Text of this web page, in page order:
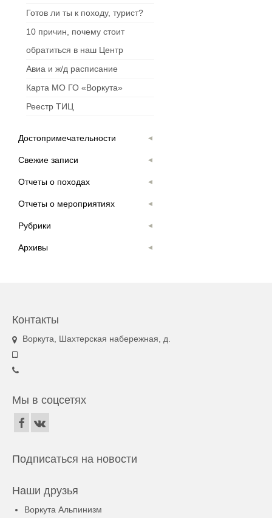
Готов ли ты к походу, турист?
10 причин, почему стоит
обратиться в наш Центр
Авиа и ж/д расписание
Карта МО ГО «Воркута»
Реестр ТИЦ
Достопримечательности
Свежие записи
Отчеты о походах
Отчеты о мероприятиях
Рубрики
Архивы
Контакты
Воркута, Шахтерская набережная, д.
Мы в соцсетях
Подписаться на новости
Наши друзья
Воркута Альпинизм